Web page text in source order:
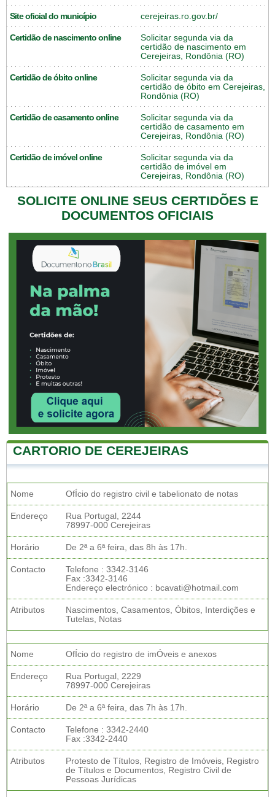
Site oficial do município cerejeiras.ro.gov.br/
Certidão de nascimento online
Solicitar segunda via da
certidão de nascimento em
Cerejeiras, Rondônia (RO)
Certidão de óbito online
Solicitar segunda via da
certidão de óbito em Cerejeiras,
Rondônia (RO)
Certidão de casamento online
Solicitar segunda via da
certidão de casamento em
Cerejeiras, Rondônia (RO)
Certidão de imóvel online
Solicitar segunda via da
certidão de imóvel em
Cerejeiras, Rondônia (RO)
SOLICITE ONLINE SEUS CERTIDÕES E
DOCUMENTOS OFICIAIS
CARTORIO DE CEREJEIRAS
Nome OfÍcio do registro civil e tabelionato de notas
Endereço
Rua Portugal, 2244
78997-000 Cerejeiras
Horário De 2ª a 6ª feira, das 8h às 17h.
Contacto
Telefone : 3342-3146
Fax :3342-3146
Endereço electrónico : bcavati@hotmail.com
Atributos
Nascimentos, Casamentos, Óbitos, Interdições e
Tutelas, Notas
Nome OfÍcio do registro de imÓveis e anexos
Endereço
Rua Portugal, 2229
78997-000 Cerejeiras
Horário De 2ª a 6ª feira, das 7h às 17h.
Contacto
Telefone : 3342-2440
Fax :3342-2440
Atributos
Protesto de Títulos, Registro de Imóveis, Registro
de Títulos e Documentos, Registro Civil de
Pessoas Jurídicas